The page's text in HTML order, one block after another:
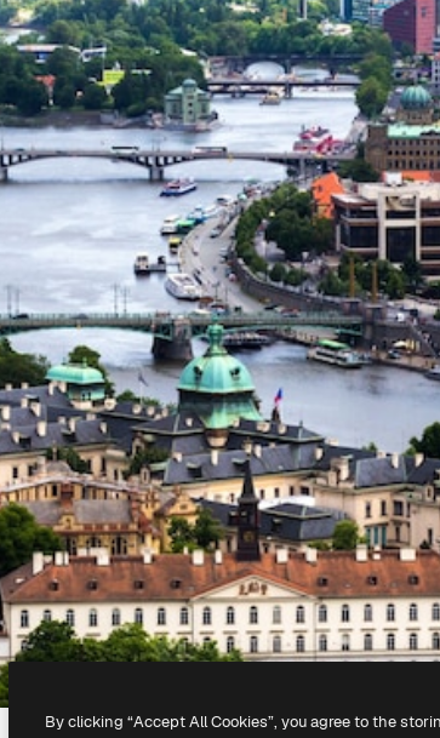
By clicking “Accept All Cookies”, you agree to the